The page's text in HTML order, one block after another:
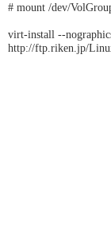
# mount /dev/
virt-install --
http://ftp.riken.jp/